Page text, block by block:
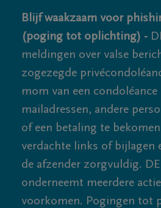
Blijf waakzaam voor
(poging tot oplichting) -
meldingen over valse
zogezegde
mom van een
mailadressen, andere
of een betaling te
verdachte links of bijlagen
de afzender zorgvuldig.
onderneemt meerdere
voorkomen. Pogingen tot